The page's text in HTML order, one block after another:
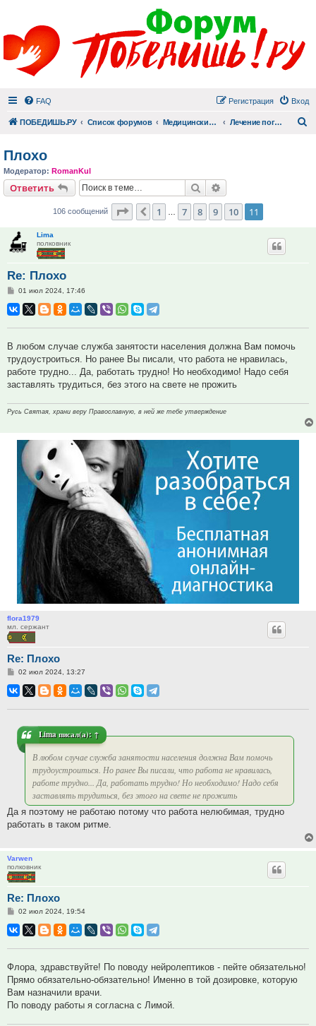
FAQ Вход
Регистрация
ПОБЕДИШЬ.РУ Список форумов Медицинский раздел Лечение пограничных и психических заболеваний
Плохо
Модератор: RomanKul
Ответить Поиск
106 сообщений Страница 11 из
Пред.
1 7 8 9 10 11
Lima
полковник
Re: Плохо
Сообщение
01 июл 2024, 17:46
В любом случае служба занятости населения должна Вам помочь
трудоустроиться. Но ранее Вы писали, что работа не нравилась,
работе трудно... Да, работать трудно! Но необходимо! Надо себя
заставлять трудиться, без этого на свете не прожить
Русь Святая, храни веру Православную, в ней же тебе утверждение
flora1979
мл. сержант
Re: Плохо
Сообщение
02 июл 2024, 13:27
Limaписал(а): ↑
В любом случае служба занятости населения должна Вам помочь
трудоустроиться. Но ранее Вы писали, что работа не нравилась,
работе трудно... Да, работать трудно! Но необходимо! Надо себя
заставлять трудиться, без этого на свете не прожить
Да я поэтому не работаю потому что работа нелюбимая, трудно
работать в таком ритме.
Varwen
полковник
Re: Плохо
Сообщение
02 июл 2024, 19:54
Флора, здравствуйте! По поводу нейролептиков - пейте обязательно!
Прямо обязательно-обязательно! Именно в той дозировке, которую
Вам назначили врачи.
По поводу работы я согласна с Лимой.